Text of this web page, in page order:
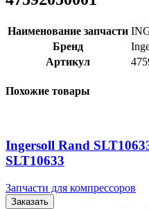
Наименование запчасти
Бренд
Артикул
Похожие товары
Ingersoll Rand
SLT10633
Запчасти для компрессоров
Заказать